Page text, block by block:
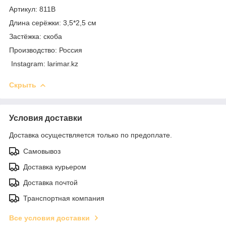
Артикул: 811B
Длина серёжки: 3,5*2,5 см
Застёжка: скоба
Производство: Россия
Instagram: larimar.kz
Скрыть
Условия доставки
Доставка осуществляется только по предоплате.
Самовывоз
Доставка курьером
Доставка почтой
Транспортная компания
Все условия доставки